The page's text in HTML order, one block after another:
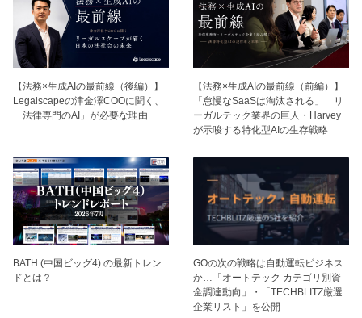
【法務×生成AIの最前線（後編）】
Legalscapeの津金澤COOに聞く、
「法律専門のAI」が必要な理由
【法務×生成AIの最前線（前編）】
「怠慢なSaaSは淘汰される」 リ
ーガルテック業界の巨人・Harvey
が示唆する特化型AIの生存戦略
BATH (中国ビッグ4) の最新トレン
ドとは？
GOの次の戦略は自動運転ビジネス
か…「オートテック カテゴリ別資
金調達動向」・「TECHBLITZ厳選
企業リスト」を公開